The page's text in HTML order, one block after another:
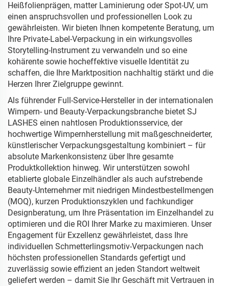
Heißfolienprägen, matter Laminierung oder Spot-UV, um
einen anspruchsvollen und professionellen Look zu
gewährleisten. Wir bieten Ihnen kompetente Beratung, um
Ihre Private-Label-Verpackung in ein wirkungsvolles
Storytelling-Instrument zu verwandeln und so eine
kohärente sowie hocheffektive visuelle Identität zu
schaffen, die Ihre Marktposition nachhaltig stärkt und die
Herzen Ihrer Zielgruppe gewinnt.
Als führender Full-Service-Hersteller in der internationalen
Wimpern- und Beauty-Verpackungsbranche bietet SJ
LASHES einen nahtlosen Produktionsservice, der
hochwertige Wimpernherstellung mit maßgeschneiderter,
künstlerischer Verpackungsgestaltung kombiniert – für
absolute Markenkonsistenz über Ihre gesamte
Produktkollektion hinweg. Wir unterstützen sowohl
etablierte globale Einzelhändler als auch aufstrebende
Beauty-Unternehmer mit niedrigen Mindestbestellmengen
(MOQ), kurzen Produktionszyklen und fachkundiger
Designberatung, um Ihre Präsentation im Einzelhandel zu
optimieren und die ROI Ihrer Marke zu maximieren. Unser
Engagement für Exzellenz gewährleistet, dass Ihre
individuellen Schmetterlingsmotiv-Verpackungen nach
höchsten professionellen Standards gefertigt und
zuverlässig sowie effizient an jeden Standort weltweit
geliefert werden – damit Sie Ihr Geschäft mit Vertrauen in